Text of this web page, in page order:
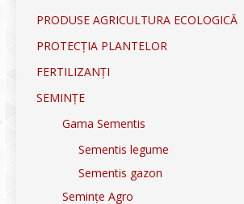
PRODUSE AGRICULTURA ECOLOGICĂ
PROTECȚIA PLANTELOR
FERTILIZANȚI
SEMINȚE
Gama Sementis
Sementis legume
Sementis gazon
Semințe Agro